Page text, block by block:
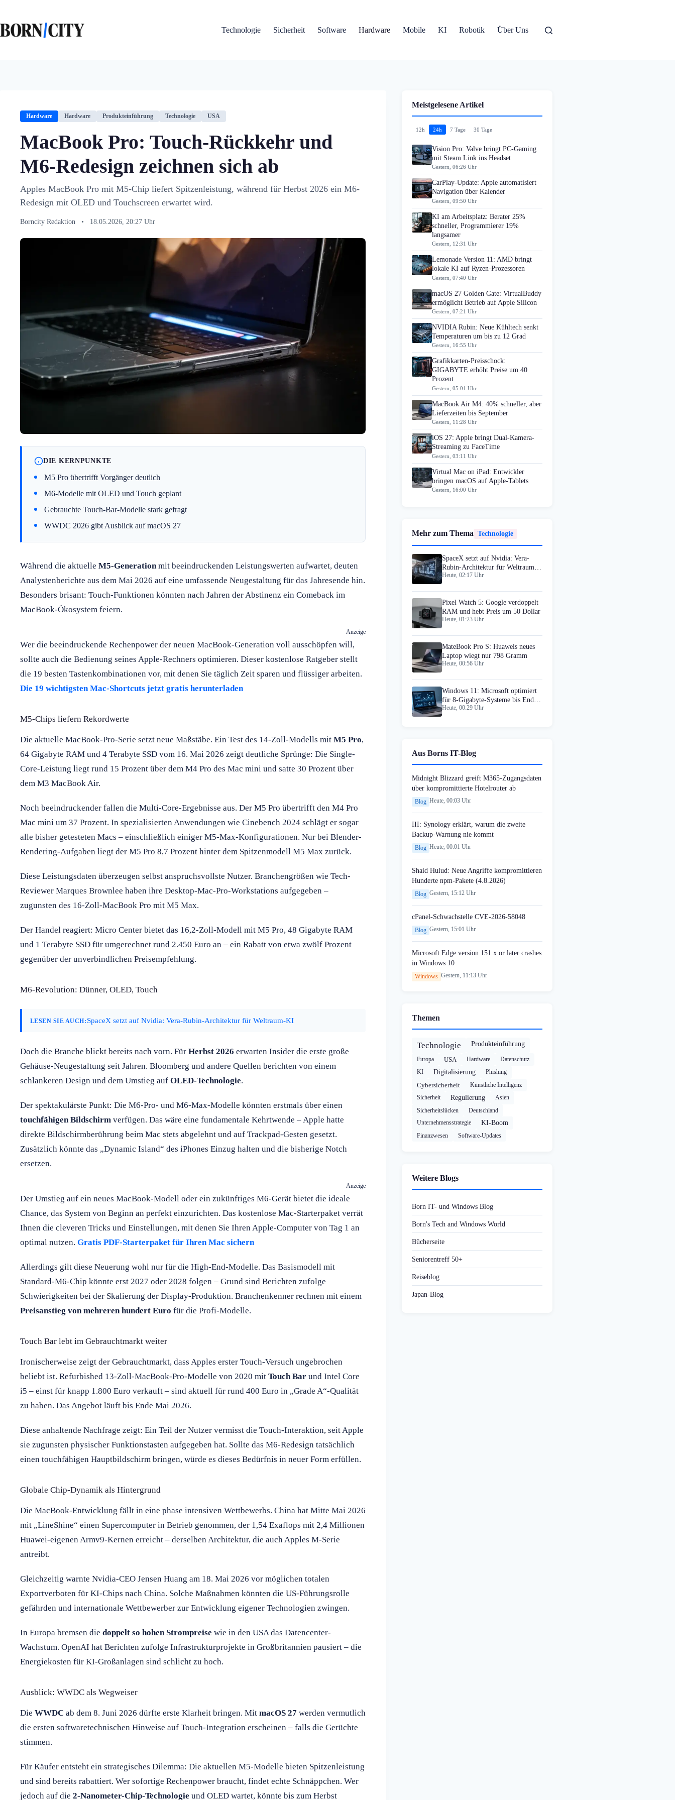
springen
Technologie
Sicherheit Software Hardware Mobile KI Robotik Über Uns
Hardware Hardware Produkteinführung Technologie USA
MacBook Pro: Touch-Rückkehr und
M6-Redesign zeichnen sich ab
Apples MacBook Pro mit M5-Chip liefert Spitzenleistung, während für Herbst 2026 ein M6-
Redesign mit OLED und Touchscreen erwartet wird.
Borncity Redaktion • 18.05.2026, 20:27 Uhr
DIE KERNPUNKTE
M5 Pro übertrifft Vorgänger deutlich
M6-Modelle mit OLED und Touch geplant
Gebrauchte Touch-Bar-Modelle stark gefragt
WWDC 2026 gibt Ausblick auf macOS 27
Während die aktuelle M5-Generation mit beeindruckenden Leistungswerten aufwartet, deuten
Analystenberichte aus dem Mai 2026 auf eine umfassende Neugestaltung für das Jahresende hin.
Besonders brisant: Touch-Funktionen könnten nach Jahren der Abstinenz ein Comeback im
MacBook-Ökosystem feiern.
Anzeige
Wer die beeindruckende Rechenpower der neuen MacBook-Generation voll ausschöpfen will,
sollte auch die Bedienung seines Apple-Rechners optimieren. Dieser kostenlose Ratgeber stellt
die 19 besten Tastenkombinationen vor, mit denen Sie täglich Zeit sparen und flüssiger arbeiten.
Die 19 wichtigsten Mac-Shortcuts jetzt gratis herunterladen
M5-Chips liefern Rekordwerte
Die aktuelle MacBook-Pro-Serie setzt neue Maßstäbe. Ein Test des 14-Zoll-Modells mit M5 Pro,
64 Gigabyte RAM und 4 Terabyte SSD vom 16. Mai 2026 zeigt deutliche Sprünge: Die Single-
Core-Leistung liegt rund 15 Prozent über dem M4 Pro des Mac mini und satte 30 Prozent über
dem M3 MacBook Air.
Noch beeindruckender fallen die Multi-Core-Ergebnisse aus. Der M5 Pro übertrifft den M4 Pro
Mac mini um 37 Prozent. In spezialisierten Anwendungen wie Cinebench 2024 schlägt er sogar
alle bisher getesteten Macs – einschließlich einiger M5-Max-Konfigurationen. Nur bei Blender-
Rendering-Aufgaben liegt der M5 Pro 8,7 Prozent hinter dem Spitzenmodell M5 Max zurück.
Diese Leistungsdaten überzeugen selbst anspruchsvollste Nutzer. Branchengrößen wie Tech-
Reviewer Marques Brownlee haben ihre Desktop-Mac-Pro-Workstations aufgegeben –
zugunsten des 16-Zoll-MacBook Pro mit M5 Max.
Der Handel reagiert: Micro Center bietet das 16,2-Zoll-Modell mit M5 Pro, 48 Gigabyte RAM
und 1 Terabyte SSD für umgerechnet rund 2.450 Euro an – ein Rabatt von etwa zwölf Prozent
gegenüber der unverbindlichen Preisempfehlung.
M6-Revolution: Dünner, OLED, Touch
LESEN SIE AUCH: SpaceX setzt auf Nvidia: Vera-Rubin-Architektur für Weltraum-KI
Doch die Branche blickt bereits nach vorn. Für Herbst 2026 erwarten Insider die erste große
Gehäuse-Neugestaltung seit Jahren. Bloomberg und andere Quellen berichten von einem
schlankeren Design und dem Umstieg auf OLED-Technologie.
Der spektakulärste Punkt: Die M6-Pro- und M6-Max-Modelle könnten erstmals über einen
touchfähigen Bildschirm verfügen. Das wäre eine fundamentale Kehrtwende – Apple hatte
direkte Bildschirmberührung beim Mac stets abgelehnt und auf Trackpad-Gesten gesetzt.
Zusätzlich könnte das „Dynamic Island“ des iPhones Einzug halten und die bisherige Notch
ersetzen.
Anzeige
Der Umstieg auf ein neues MacBook-Modell oder ein zukünftiges M6-Gerät bietet die ideale
Chance, das System von Beginn an perfekt einzurichten. Das kostenlose Mac-Starterpaket verrät
Ihnen die cleveren Tricks und Einstellungen, mit denen Sie Ihren Apple-Computer von Tag 1 an
optimal nutzen. Gratis PDF-Starterpaket für Ihren Mac sichern
Allerdings gilt diese Neuerung wohl nur für die High-End-Modelle. Das Basismodell mit
Standard-M6-Chip könnte erst 2027 oder 2028 folgen – Grund sind Berichten zufolge
Schwierigkeiten bei der Skalierung der Display-Produktion. Branchenkenner rechnen mit einem
Preisanstieg von mehreren hundert Euro für die Profi-Modelle.
Touch Bar lebt im Gebrauchtmarkt weiter
Ironischerweise zeigt der Gebrauchtmarkt, dass Apples erster Touch-Versuch ungebrochen
beliebt ist. Refurbished 13-Zoll-MacBook-Pro-Modelle von 2020 mit Touch Bar und Intel Core
i5 – einst für knapp 1.800 Euro verkauft – sind aktuell für rund 400 Euro in „Grade A“-Qualität
zu haben. Das Angebot läuft bis Ende Mai 2026.
Diese anhaltende Nachfrage zeigt: Ein Teil der Nutzer vermisst die Touch-Interaktion, seit Apple
sie zugunsten physischer Funktionstasten aufgegeben hat. Sollte das M6-Redesign tatsächlich
einen touchfähigen Hauptbildschirm bringen, würde es dieses Bedürfnis in neuer Form erfüllen.
Globale Chip-Dynamik als Hintergrund
Die MacBook-Entwicklung fällt in eine phase intensiven Wettbewerbs. China hat Mitte Mai 2026
mit „LineShine“ einen Supercomputer in Betrieb genommen, der 1,54 Exaflops mit 2,4 Millionen
Huawei-eigenen Armv9-Kernen erreicht – derselben Architektur, die auch Apples M-Serie
antreibt.
Gleichzeitig warnte Nvidia-CEO Jensen Huang am 18. Mai 2026 vor möglichen totalen
Exportverboten für KI-Chips nach China. Solche Maßnahmen könnten die US-Führungsrolle
gefährden und internationale Wettbewerber zur Entwicklung eigener Technologien zwingen.
In Europa bremsen die doppelt so hohen Strompreise wie in den USA das Datencenter-
Wachstum. OpenAI hat Berichten zufolge Infrastrukturprojekte in Großbritannien pausiert – die
Energiekosten für KI-Großanlagen sind schlicht zu hoch.
Ausblick: WWDC als Wegweiser
Die WWDC ab dem 8. Juni 2026 dürfte erste Klarheit bringen. Mit macOS 27 werden vermutlich
die ersten softwaretechnischen Hinweise auf Touch-Integration erscheinen – falls die Gerüchte
stimmen.
Für Käufer entsteht ein strategisches Dilemma: Die aktuellen M5-Modelle bieten Spitzenleistung
und sind bereits rabattiert. Wer sofortige Rechenpower braucht, findet echte Schnäppchen. Wer
jedoch auf die 2-Nanometer-Chip-Technologie und OLED wartet, könnte bis zum Herbst
Meistgelesene Artikel
12h 24h 7 Tage 30 Tage
Vision Pro: Valve bringt PC-Gaming
mit Steam Link ins Headset
Gestern, 06:26 Uhr
CarPlay-Update: Apple automatisiert
Navigation über Kalender
Gestern, 09:50 Uhr
KI am Arbeitsplatz: Berater 25%
schneller, Programmierer 19%
langsamer
Gestern, 12:31 Uhr
Lemonade Version 11: AMD bringt
lokale KI auf Ryzen-Prozessoren
Gestern, 07:40 Uhr
macOS 27 Golden Gate: VirtualBuddy
ermöglicht Betrieb auf Apple Silicon
Gestern, 07:21 Uhr
NVIDIA Rubin: Neue Kühltech senkt
Temperaturen um bis zu 12 Grad
Gestern, 16:55 Uhr
Grafikkarten-Preisschock:
GIGABYTE erhöht Preise um 40
Prozent
Gestern, 05:01 Uhr
MacBook Air M4: 40% schneller, aber
Lieferzeiten bis September
Gestern, 11:28 Uhr
iOS 27: Apple bringt Dual-Kamera-
Streaming zu FaceTime
Gestern, 03:11 Uhr
Virtual Mac on iPad: Entwickler
bringen macOS auf Apple-Tablets
Gestern, 16:00 Uhr
Mehr zum Thema Technologie
SpaceX setzt auf Nvidia: Vera-
Rubin-Architektur für Weltraum-
KI
Heute, 02:17 Uhr
Pixel Watch 5: Google verdoppelt
RAM und hebt Preis um 50 Dollar
Heute, 01:23 Uhr
MateBook Pro S: Huaweis neues
Laptop wiegt nur 798 Gramm
Heute, 00:56 Uhr
Windows 11: Microsoft optimiert
für 8-Gigabyte-Systeme bis Ende
2026
Heute, 00:29 Uhr
Aus Borns IT-Blog
Midnight Blizzard greift M365-Zugangsdaten
über kompromittierte Hotelrouter ab
Blog Heute, 00:03 Uhr
III: Synology erklärt, warum die zweite
Backup-Warnung nie kommt
Blog Heute, 00:01 Uhr
Shaid Hulud: Neue Angriffe kompromittieren
Hunderte npm-Pakete (4.8.2026)
Blog Gestern, 15:12 Uhr
cPanel-Schwachstelle CVE-2026-58048
Blog Gestern, 15:01 Uhr
Microsoft Edge version 151.x or later crashes
in Windows 10
Windows Gestern, 11:13 Uhr
Themen
Technologie Produkteinführung
Europa USA Hardware
Datenschutz
KI
Digitalisierung Phishing
Cybersicherheit
Künstliche Intelligenz
Sicherheit
Regulierung
Asien
Sicherheitslücken
Deutschland
Unternehmensstrategie
KI-Boom
Finanzwesen Software-Updates
Weitere Blogs
Born IT- und Windows Blog
Born's Tech and Windows World
Bücherseite
Seniorentreff 50+
Reiseblog
Japan-Blog